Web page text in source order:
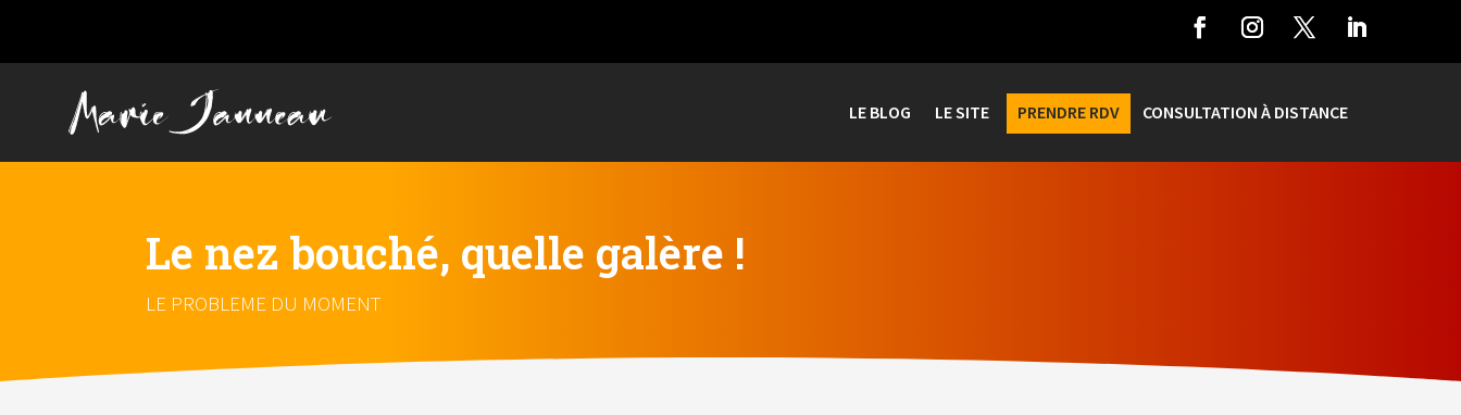
LE BLOG LE SITE PRENDRE RDV CONSULTATION À DISTANCE
Le nez bouché, quelle galère !
LE PROBLEME DU MOMENT